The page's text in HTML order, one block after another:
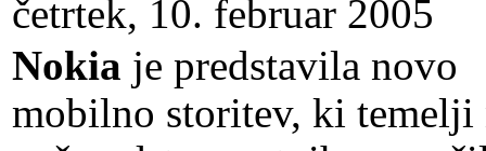
četrtek, 10. februar 2005
Nokia je predstavila novo
mobilno storitev, ki temelji